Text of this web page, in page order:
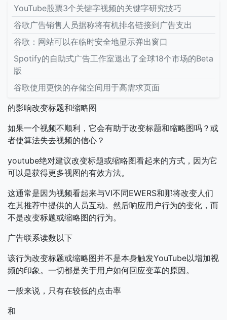
YouTube股票3个关键字视频的关键字研究技巧
谷歌广告销售人员据称将有机排名链接到广告支出
谷歌：网站可以在临时安全地显示弹出窗口
Spotify的自助式广告工作室退出了全球18个市场的Beta
版
谷歌使用更快的存储空间用于高需求页面
的影响改变标题和缩略图
如果一个视频不顺利，它会有助于改变标题和缩略图吗？或
者使算法失去视频的信心？
youtube绝对建议改变标题或缩略图看起来的方式，因为它
可以是获得更多视图的有效方法。
这通常是因为视频看起来与VI不同EWERS和那将改变人们
在其推荐中提供的人员互动。然后响应用户行为的变化，而
不是改变标题或缩略图的行为。
广告联系读数以下
该行为改变标题或缩略图并不是本身触发YouTube以增加视
频的印象。一切都是关于用户如何回应变革的原因。
一般来说，只有在较低的点击率
和